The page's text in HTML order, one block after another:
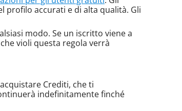
profilo accurati e di alta qualità. Gli
modo. Se un iscritto viene a
violi questa regola verrà
Crediti, che ti
indefinitamente finché